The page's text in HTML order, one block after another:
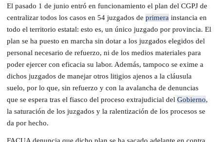
El pasado 1 de junio entró en funcionamiento el plan del CGPJ de
centralizar todos los casos en 54 juzgados de primera instancia en
todo el territorio estatal: esto es, un único juzgado por provincia. El
plan se ha puesto en marcha sin dotar a los juzgados elegidos del
personal necesario de refuerzo, ni de los medios materiales para
poder ejercer con eficacia su labor. Además, tampoco se exime a
dichos juzgados de manejar otros litigios ajenos a la cláusula
suelo, por lo que, sin refuerzo y con la avalancha de denuncias
que se espera tras el fiasco del proceso extrajudicial del Gobierno,
la saturación de los juzgados y la ralentización de los procesos se
da por hecho.
FACUA denuncia que dicho plan se ha sacado adelante en contra